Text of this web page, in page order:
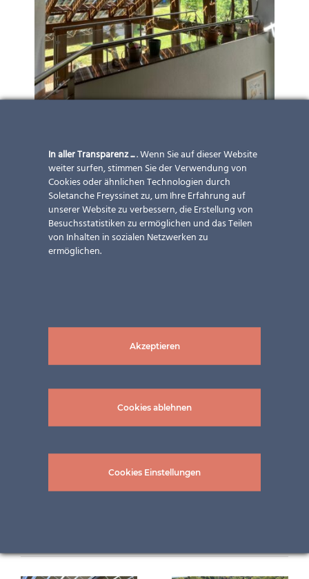
In aller Transparenz .... Wenn Sie auf dieser Website
weiter surfen, stimmen Sie der Verwendung von
Cookies oder ähnlichen Technologien durch
Soletanche Freyssinet zu, um Ihre Erfahrung auf
unserer Website zu verbessern, die Erstellung von
Besuchsstatistiken zu ermöglichen und das Teilen
von Inhalten in sozialen Netzwerken zu
ermöglichen.
Akzeptieren
Cookies ablehnen
Cookies Einstellungen